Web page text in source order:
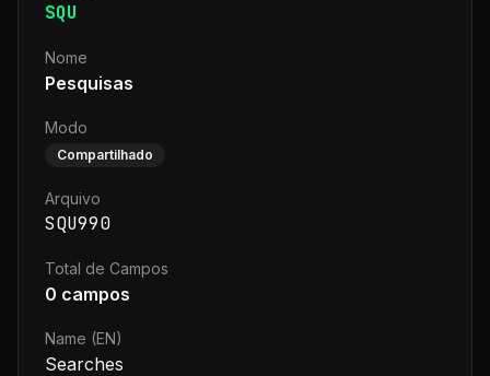
SQU
Nome
Pesquisas
Modo
Compartilhado
Arquivo
SQU990
Total de Campos
0 campos
Name (EN)
Searches